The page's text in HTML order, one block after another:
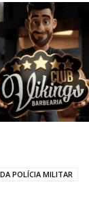
POLÍCIA MILITAR